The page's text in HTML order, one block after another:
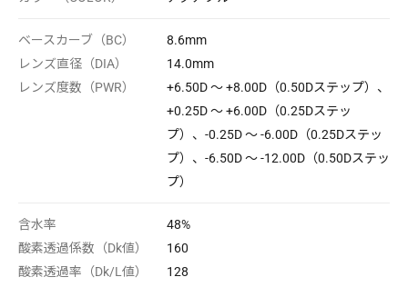
ベースカーブ（BC）
8.6mm
レンズ直径（DIA）
14.0mm
レンズ度数（PWR）
+6.50D ～ +8.00D（0.50Dステップ）、
+0.25D ～ +6.00D（0.25Dステッ
プ）、-0.25D ～ -6.00D（0.25Dステッ
プ）、-6.50D ～ -12.00D（0.50Dステッ
プ）
含水率
48%
酸素透過係数（Dk値）
160
酸素透過率（Dk/L値）
128